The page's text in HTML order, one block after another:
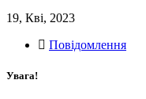
19, Кві, 2023
Повідомлення
Увага!